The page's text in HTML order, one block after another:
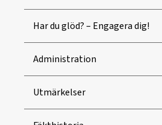
Har du glöd? – Engagera dig!
Administration
Utmärkelser